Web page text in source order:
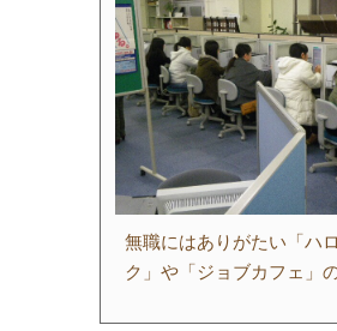
無職にはありがたい「ハ
ク」や「ジョブカフェ」